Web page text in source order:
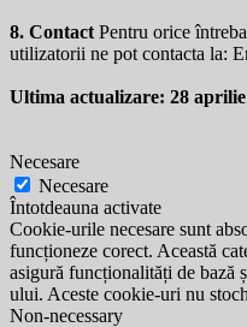
8. Contact Pentru orice
utilizatorii ne pot contacta la:
Ultima actualizare: 28 aprilie
Necesare
Necesare
Întotdeauna activate
Cookie-urile necesare sunt
funcționeze corect. Această
asigură funcționalități de bază
ului. Aceste cookie-uri nu
Non-necessary